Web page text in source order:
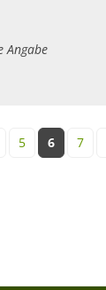
Angabe
5 6 7